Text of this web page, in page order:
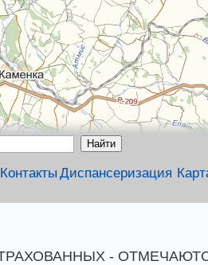
Контакты Диспансеризация
-